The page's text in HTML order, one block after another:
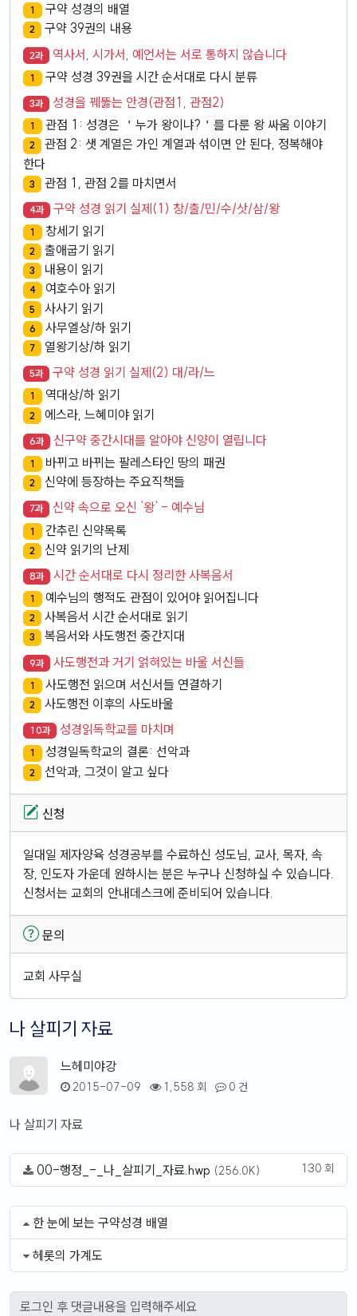
1 구약 성경의 배열
2 구약 39권의 내용
2과 역사서, 시가서, 예언서는 서로 통하지 않습니다
1 구약 성경 39권을 시간 순서대로 다시 분류
3과 성경을 꿰뚫는 안경(관점1, 관점2)
1 관점 1: 성경은 ＇누가 왕이냐?＇를 다룬 왕 싸움 이야기
2 관점 2: 샛 계열은 가인 계열과 섞이면 안 된다, 정복해야
한다
3 관점 1, 관점 2를 마치면서
4과 구약 성경 읽기 실제(1) 창/출/민/수/삿/삼/왕
1 창세기 읽기
2 출애굽기 읽기
3 내용이 읽기
4 여호수아 읽기
5 사사기 읽기
6 사무엘상/하 읽기
7 열왕기상/하 읽기
5과 구약 성경 읽기 실제(2) 대/라/느
1 역대상/하 읽기
2 에스라, 느혜미야 읽기
6과 신구약 중간시대를 알아야 신양이 열립니다
1 바뀌고 바뀌는 팔레스타인 땅의 패권
2 신약에 등장하는 주요직책들
7과 신약 속으로 오신 `왕` - 예수님
1 간추린 신약목록
2 신약 읽기의 난제
8과 시간 순서대로 다시 정리한 사복음서
1 예수님의 행적도 관점이 있어야 읽어집니다
2 사복음서 시간 순서대로 읽기
3 복음서와 사도행전 중간지대
9과 사도행전과 거기 얽혀있는 바울 서신들
1 사도행전 읽으며 서신서들 연결하기
2 사도행전 이후의 사도바울
10과 성경읽독학교를 마치며
1 성경일독학교의 결론: 선악과
2 선악과, 그것이 알고 싶다
신청
일대일 제자양육 성경공부를 수료하신 성도님, 교사, 목자, 속
장, 인도자 가운데 원하시는 분은 누구나 신청하실 수 있습니다.
신청서는 교회의 안내데스크에 준비되어 있습니다.
문의
교회 사무실
나 살피기 자료
느헤미야강
2015-07-09 1,558 회 0 건
나 살피기 자료
00-행정_-_나_살피기_자료.hwp (256.0K) 130 회
한 눈에 보는 구약성경 배열
헤롯의 가계도